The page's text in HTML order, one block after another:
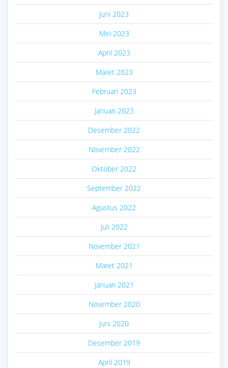
Juni 2023
Mei 2023
April 2023
Maret 2023
Februari 2023
Januari 2023
Desember 2022
November 2022
Oktober 2022
September 2022
Agustus 2022
Juli 2022
November 2021
Maret 2021
Januari 2021
November 2020
Juni 2020
Desember 2019
April 2019